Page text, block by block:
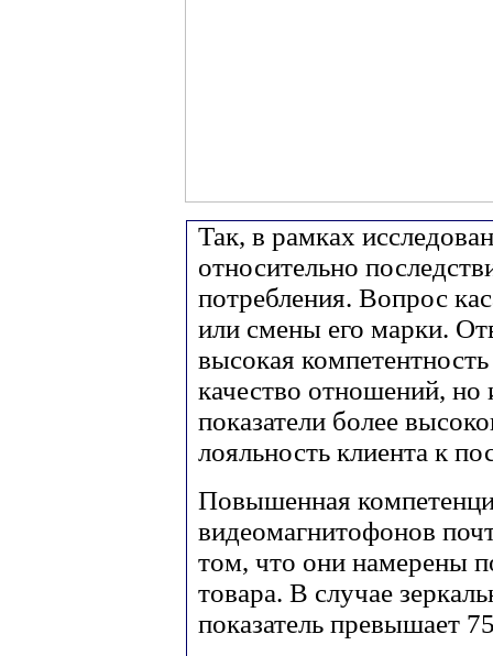
Так, в рамках
относительно
потребления. Вопрос
или смены его марки.
высокая
качество отношений, но
показатели более
лояльность клиента к
Повышенная
видеомагнитофонов
том, что они намерены
товара. В случае
показатель превышает